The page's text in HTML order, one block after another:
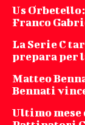
Us
Franco
La Serie C
prepara per
Matteo
Bennati
Ultimo mese